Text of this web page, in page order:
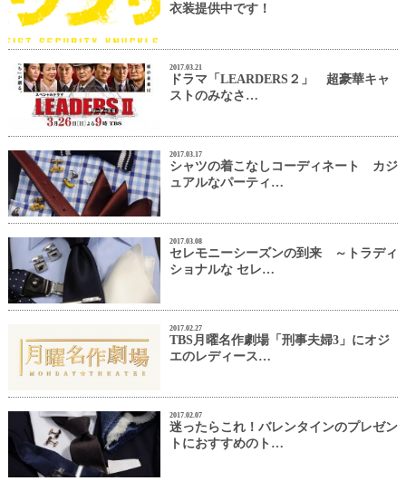
衣装提供中です！
2017.03.21
ドラマ「LEARDERS２」 超豪華キャ
ストのみなさ…
2017.03.17
シャツの着こなしコーディネート カジ
ュアルなパーティ…
2017.03.08
セレモニーシーズンの到来 ～トラディ
ショナルな セレ…
2017.02.27
TBS月曜名作劇場「刑事夫婦3」にオジ
エのレディース…
2017.02.07
迷ったらこれ！バレンタインのプレゼン
トにおすすめのト…